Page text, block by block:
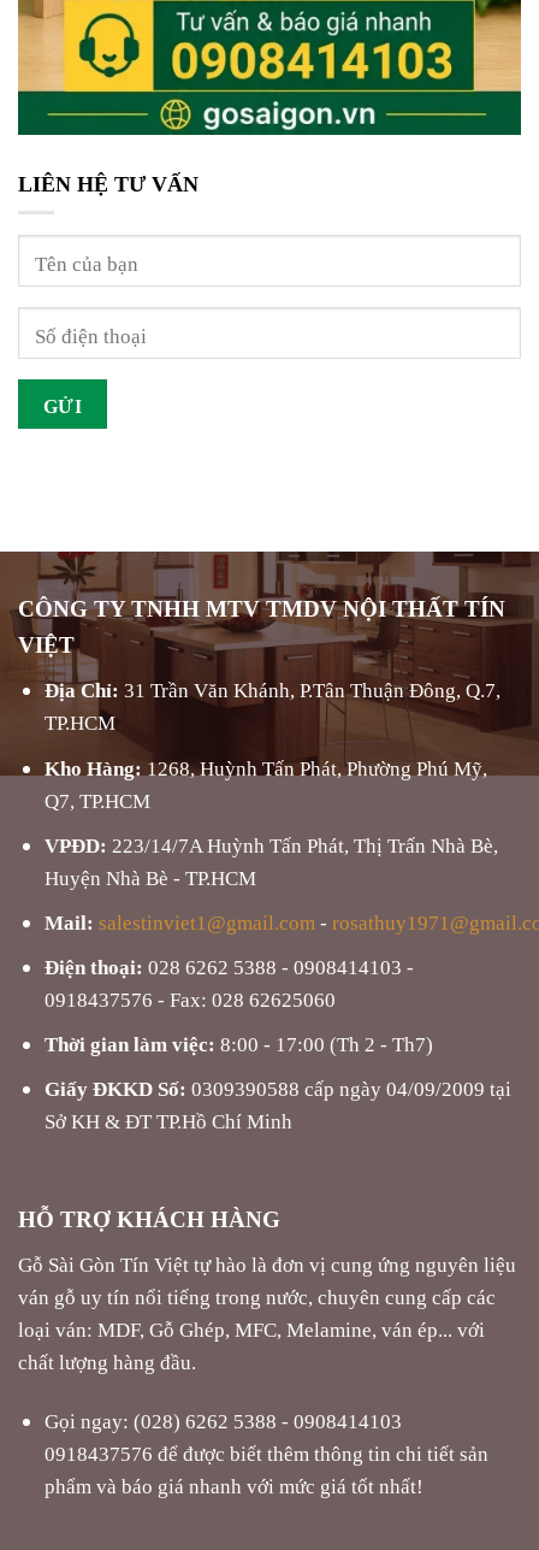
LIÊN HỆ TƯ VẤN
CÔNG TY TNHH MTV TMDV NỘI THẤT TÍN
VIỆT
Địa Chỉ: 31 Trần Văn Khánh, P.Tân Thuận Đông, Q.7,
TP.HCM
Kho Hàng: 1268, Huỳnh Tấn Phát, Phường Phú Mỹ,
Q7, TP.HCM
VPĐD: 223/14/7A Huỳnh Tấn Phát, Thị Trấn Nhà Bè,
Huyện Nhà Bè - TP.HCM
Mail: salestinviet1@gmail.com -
Điện thoại: 028 6262 5388 - 0908414103 -
0918437576 - Fax: 028 62625060
Thời gian làm việc: 8:00 - 17:00 (Th 2 - Th7)
Giấy ĐKKD Số: 0309390588 cấp ngày 04/09/2009 tại
Sở KH & ĐT TP.Hồ Chí Minh
HỖ TRỢ KHÁCH HÀNG
Gỗ Sài Gòn Tín Việt tự hào là đơn vị cung ứng nguyên liệu
ván gỗ uy tín nổi tiếng trong nước, chuyên cung cấp các
loại ván: MDF, Gỗ Ghép, MFC, Melamine, ván ép... với
chất lượng hàng đầu.
Gọi ngay: (028) 6262 5388 - 0908414103
0918437576 để được biết thêm thông tin chi tiết sản
phẩm và báo giá nhanh với mức giá tốt nhất!